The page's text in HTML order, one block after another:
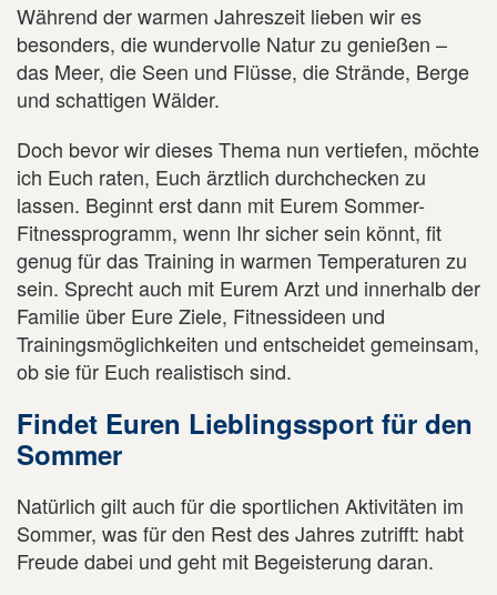
Während der warmen Jahreszeit lieben wir es
besonders, die wundervolle Natur zu genießen –
das Meer, die Seen und Flüsse, die Strände, Berge
und schattigen Wälder.
Doch bevor wir dieses Thema nun vertiefen, möchte
ich Euch raten, Euch ärztlich durchchecken zu
lassen. Beginnt erst dann mit Eurem Sommer-
Fitnessprogramm, wenn Ihr sicher sein könnt, fit
genug für das Training in warmen Temperaturen zu
sein. Sprecht auch mit Eurem Arzt und innerhalb der
Familie über Eure Ziele, Fitnessideen und
Trainingsmöglichkeiten und entscheidet gemeinsam,
ob sie für Euch realistisch sind.
Findet Euren Lieblingssport für den
Sommer
Natürlich gilt auch für die sportlichen Aktivitäten im
Sommer, was für den Rest des Jahres zutrifft: habt
Freude dabei und geht mit Begeisterung daran.